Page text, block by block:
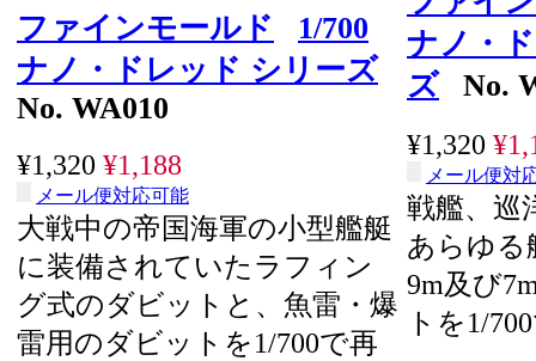
ファインモールド
1/700
ナノ・ドレッド シリーズ
No. WA010
¥1,320 ¥1,188
メール便対応可能
大戦中の帝国海軍の小型艦艇
に装備されていたラフィン
グ式のダビットと、魚雷・爆
雷用のダビットを1/700で再
ナノ・
ズNo.
¥1,320
メール便対
戦艦、巡
あらゆる
9m及び
トを1/